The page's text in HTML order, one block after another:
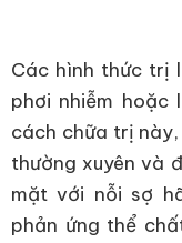
Các hình thức trị
phơi nhiễm hoặc
cách chữa trị
thường xuyên và
mặt với nỗi sợ
phản ứng thể